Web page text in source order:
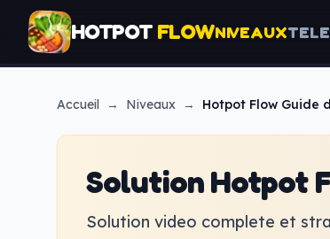
HOTPOT FLOWNIVEAUX
Accueil → Niveaux → Hotpot Flow Guide
Solution Hotpot
Solution video complete et